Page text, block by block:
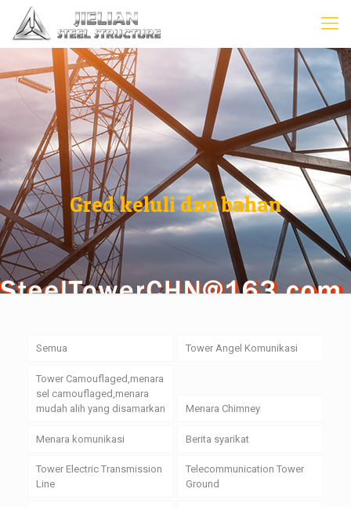
Gred keluli dan bahan
Semua Tower Angel Komunikasi
Tower Camouflaged,menara
sel camouflaged,menara
mudah alih yang disamarkan
Menara Chimney
Menara komunikasi Berita syarikat
Tower Electric Transmission
Line
Telecommunication Tower
Ground